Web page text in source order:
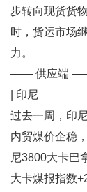
步转向现货货
时，货运市场
力。
—— 供应端
| 印尼
过去一周，印
内贸煤价企稳
尼3800大卡巴
大卡煤报指数